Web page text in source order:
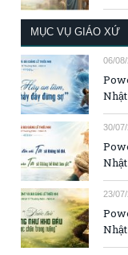
MỤC VỤ GIÁO XỨ
06/
30/
23/